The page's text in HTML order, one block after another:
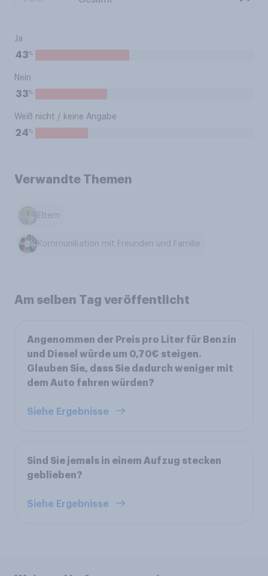
Ja
43%
Nein
33%
Weiß nicht / keine Angabe
24%
Verwandte Themen
Eltern
Kommunikation mit Freunden und Familie
Am selben Tag veröffentlicht
Angenommen der Preis pro Liter für Benzin
und Diesel würde um 0,70€ steigen.
Glauben Sie, dass Sie dadurch weniger mit
dem Auto fahren würden?
Siehe Ergebnisse
Sind Sie jemals in einem Aufzug stecken
geblieben?
Siehe Ergebnisse